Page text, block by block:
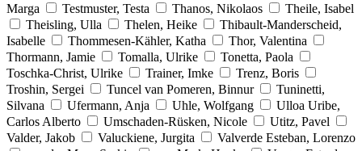
Marga
Testmuster, Testa Thanos, Nikolaos
Theile, Isabel
Theisling, Ulla
Thelen, Heike
Thibault-Manderscheid,
Isabelle
Thommesen-Kähler, Katha
Thor, Valentina
Thormann, Jamie
Tomalla, Ulrike
Tonetta, Paola
Toschka-Christ, Ulrike
Trainer, Imke
Trenz, Boris
Troshin, Sergei
Tuncel van Pomeren, Binnur
Tuninetti,
Silvana
Ufermann, Anja Uhle, Wolfgang
Ulloa Uribe,
Carlos Alberto
Umschaden-Rüsken, Nicole
Utitz, Pavel
Valder, Jakob
Valuckiene, Jurgita
Valverde Esteban, Lorenzo